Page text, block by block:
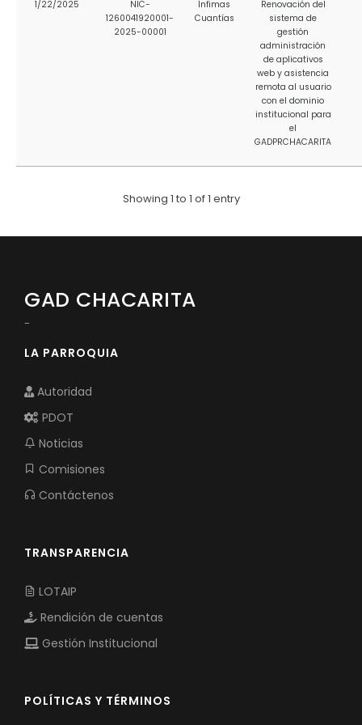
Convocatorias
Plan de desarrollo y Ordenamiento Territorial -
Convenios Institucionales
PRESUPUESTO: EJECUCIÓN Y REPORTES
Cédulas presupuestarias y balances
Ejecución Presupuestaria
1/22/2025
NIC-
1260041920001-
2025-00001
Ínfimas
Cuantías
Renovación del
sistema de
gestión
administración
de aplicativos
web y asistencia
remota al usuario
con el dominio
institucional para
el
GADPRCHACARITA
Showing 1 to 1 of 1 entry
GAD CHACARITA
-
LA PARROQUIA
Autoridad
PDOT
Noticias
Comisiones
Contáctenos
TRANSPARENCIA
LOTAIP
Rendición de cuentas
Gestión Institucional
POLÍTICAS Y TÉRMINOS